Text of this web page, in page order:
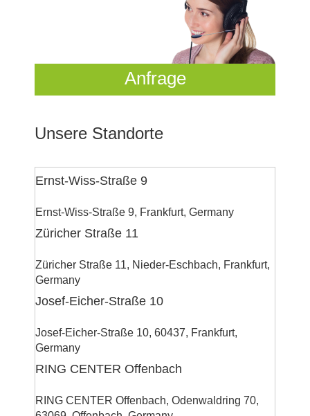
Anfrage
Unsere Standorte
Ernst-Wiss-Straße 9
Ernst-Wiss-Straße 9, Frankfurt, Germany
Züricher Straße 11
Züricher Straße 11, Nieder-Eschbach, Frankfurt,
Germany
Josef-Eicher-Straße 10
Josef-Eicher-Straße 10, 60437, Frankfurt,
Germany
RING CENTER Offenbach
RING CENTER Offenbach, Odenwaldring 70,